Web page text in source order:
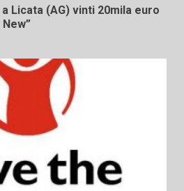
Licata (AG) vinti 20mila euro